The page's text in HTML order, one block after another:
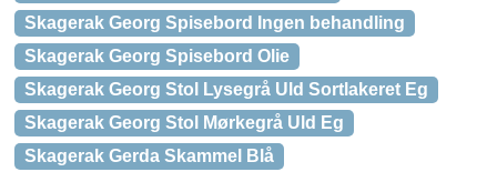
Skagerak Georg Spisebord Ingen behandling
Skagerak Georg Spisebord Olie
Skagerak Georg Stol Lysegrå Uld Sortlakeret Eg
Skagerak Georg Stol Mørkegrå Uld Eg
Skagerak Gerda Skammel Blå